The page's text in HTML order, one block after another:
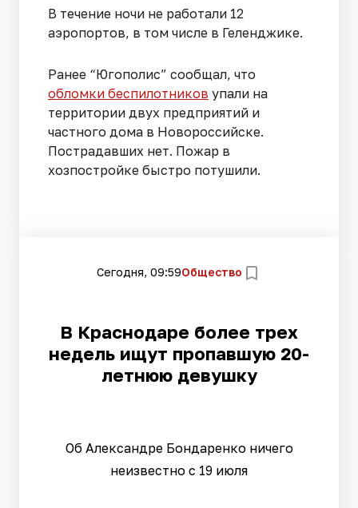
В течение ночи не работали 12
аэропортов, в том числе в Геленджике.
Ранее “Югополис” сообщал, что
обломки беспилотников упали на
территории двух предприятий и
частного дома в Новороссийске.
Пострадавших нет. Пожар в
хозпостройке быстро потушили.
Сегодня, 09:59Общество
В Краснодаре более трех
недель ищут пропавшую 20-
летнюю девушку
Об Александре Бондаренко ничего
неизвестно с 19 июля